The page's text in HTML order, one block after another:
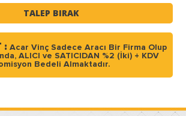
TALEP BIRAK
: Acar Vinç Sadece Aracı Bir Firma Olup
ALICI ve SATICIDAN %2 (İki) + KDV
Bedeli Almaktadır.